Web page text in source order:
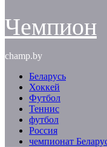
Чемпион
champ.by
Беларусь
Хоккей
Футбол
Теннис
футбол
Россия
чемпионат